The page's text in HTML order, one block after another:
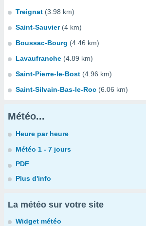
Treignat (3.98 km)
Saint-Sauvier (4 km)
Boussac-Bourg (4.46 km)
Lavaufranche (4.89 km)
Saint-Pierre-le-Bost (4.96 km)
Saint-Silvain-Bas-le-Roc (6.06 km)
Météo...
Heure par heure
Météo 1 - 7 jours
PDF
Plus d'info
La météo sur votre site
Widget météo